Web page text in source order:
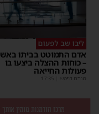
ליבו שב לפעום
אדם התמוטט בביתו באשדוד
– כוחות ההצלה ביצעו בו
פעולות החייאה
מנחם דויטש |
17:35